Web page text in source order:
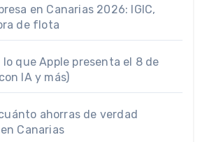
en Canarias 2026: IGIC,
de flota
lo que Apple presenta el 8 de
IA y más)
ahorras de verdad
Canarias